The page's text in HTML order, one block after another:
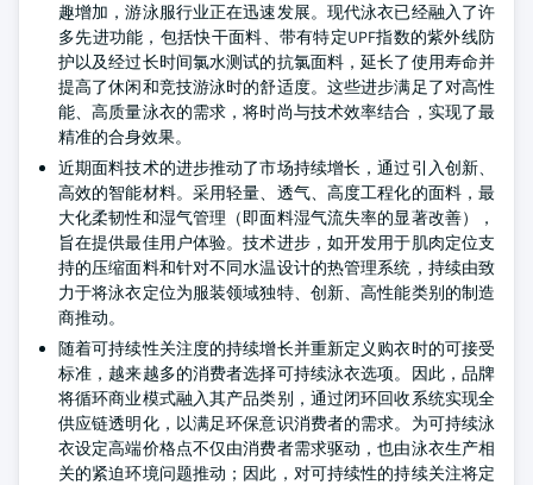
趣增加，游泳服行业正在迅速发展。现代泳衣已经融入了许
多先进功能，包括快干面料、带有特定UPF指数的紫外线防
护以及经过长时间氯水测试的抗氯面料，延长了使用寿命并
提高了休闲和竞技游泳时的舒适度。这些进步满足了对高性
能、高质量泳衣的需求，将时尚与技术效率结合，实现了最
精准的合身效果。
近期面料技术的进步推动了市场持续增长，通过引入创新、
高效的智能材料。采用轻量、透气、高度工程化的面料，最
大化柔韧性和湿气管理（即面料湿气流失率的显著改善），
旨在提供最佳用户体验。技术进步，如开发用于肌肉定位支
持的压缩面料和针对不同水温设计的热管理系统，持续由致
力于将泳衣定位为服装领域独特、创新、高性能类别的制造
商推动。
随着可持续性关注度的持续增长并重新定义购衣时的可接受
标准，越来越多的消费者选择可持续泳衣选项。因此，品牌
将循环商业模式融入其产品类别，通过闭环回收系统实现全
供应链透明化，以满足环保意识消费者的需求。为可持续泳
衣设定高端价格点不仅由消费者需求驱动，也由泳衣生产相
关的紧迫环境问题推动；因此，对可持续性的持续关注将定